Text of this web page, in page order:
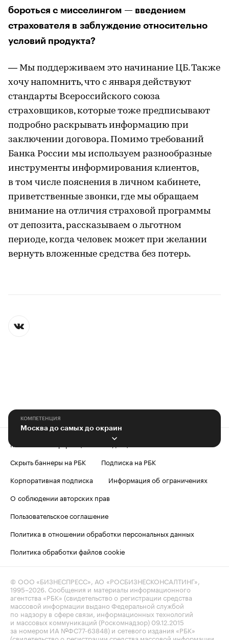
бороться с мисселингом — введением
страхователя в заблуждение относительно
условий продукта?
— Мы поддерживаем это начинание ЦБ. Также
хочу напомнить, что с января действуют
стандарты Всероссийского союза
страховщиков, которые тоже предписывают
подробно раскрывать информацию при
заключении договора. Помимо требований
Банка России мы используем разнообразные
инструменты информирования клиентов,
в том числе пояснения в личном кабинете,
приветственные звонки, где мы обращаем
внимание на отличия страховой программы
от депозита, рассказываем о льготном
периоде, когда человек может при желании
вернуть вложенные средства без потерь.
КОМПЕТЕНЦИЯ
Москва до самых до окраин
Контактная информация
Редакция
Скрыть баннеры на РБК
Подписка на РБК
Корпоративная подписка
Информация об ограничениях
О соблюдении авторских прав
Пользовательское соглашение
Политика в отношении обработки персональных данных
Политика обработки файлов cookie
© ООО «БИЗНЕСПРЕСС», АО «РОСБИЗНЕСКОНСАЛТИНГ»,
1995–2026 . Сообщения и материалы информационного
агентства «РБК» (свидетельство о регистрации средства
массовой информации выдано Федеральной службой
по надзору в сфере связи, информационных технологий
и массовых коммуникаций (Роскомнадзор) 09.12.2015
за номером ИА №ФС77-63848) и сетевого издания «РБК»
(свидетельство о регистрации средства массовой информации